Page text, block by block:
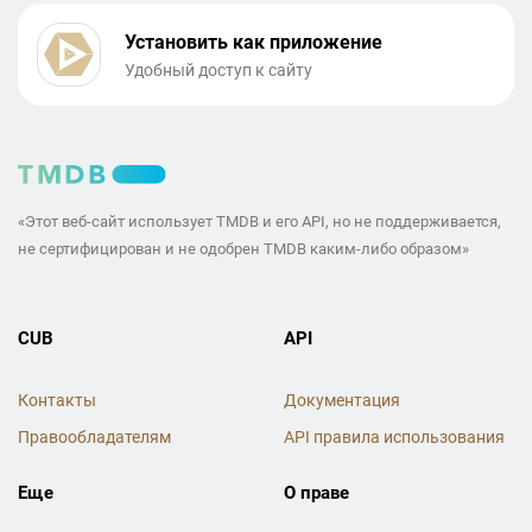
Установить как приложение
Удобный доступ к сайту
«Этот веб-сайт использует TMDB и его API, но не поддерживается,
не сертифицирован и не одобрен TMDB каким-либо образом»
CUB
Контакты
Правообладателям
API
Документация
API правила использования
Еще О праве